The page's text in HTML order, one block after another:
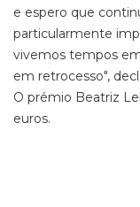
e espero que
particularmente
vivemos tempos
em retrocesso",
O prémio Beatriz
euros.